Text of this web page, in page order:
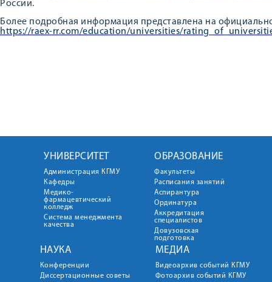
России.
Более подробная информация представлена на
https://raex-rr.com/education/universities/
УНИВЕРСИТЕТ
Администрация КГМУ
Кафедры
Медико-
фармацевтический
колледж
Система менеджмента
качества
ОБРАЗОВАНИЕ
Факультеты
Расписания занятий
Аспирантура
Ординатура
Аккредитация
специалистов
Довузовская
подготовка
НАУКА
Конференции
Диссертационные советы
МЕДИА
Видеоархив событий КГМУ
Фотоархив событий КГМУ